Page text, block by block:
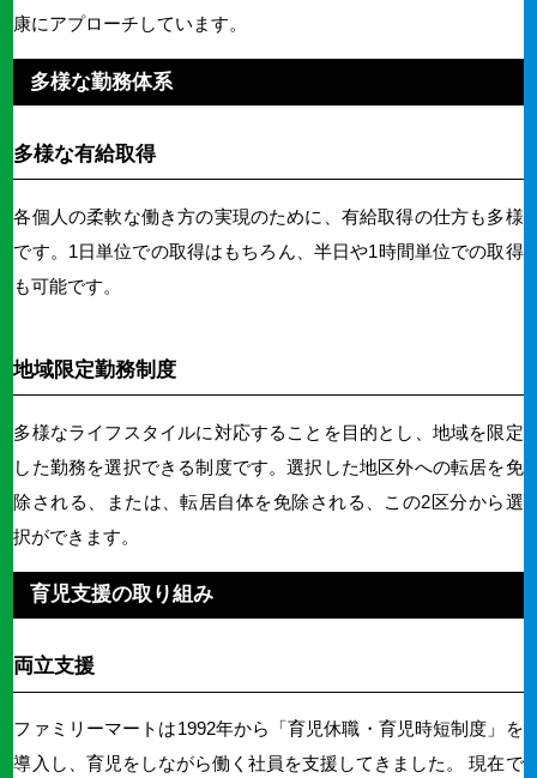
康にアプローチしています。
多様な勤務体系
多様な有給取得
各個人の柔軟な働き方の実現のために、有給取得の仕方も多様
です。1日単位での取得はもちろん、半日や1時間単位での取得
も可能です。
地域限定勤務制度
多様なライフスタイルに対応することを目的とし、地域を限定
した勤務を選択できる制度です。選択した地区外への転居を免
除される、または、転居自体を免除される、この2区分から選
択ができます。
育児支援の取り組み
両立支援
ファミリーマートは1992年から「育児休職・育児時短制度」を
導入し、育児をしながら働く社員を支援してきました。 現在で